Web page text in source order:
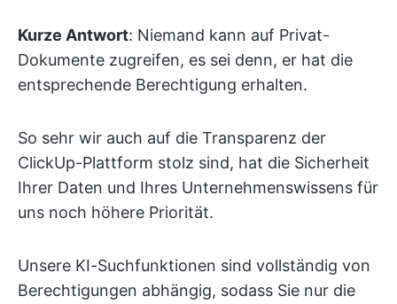
Kurze Antwort: Niemand kann auf Privat-
Dokumente zugreifen, es sei denn, er hat die
entsprechende Berechtigung erhalten.
So sehr wir auch auf die Transparenz der
ClickUp-Plattform stolz sind, hat die Sicherheit
Ihrer Daten und Ihres Unternehmenswissens für
uns noch höhere Priorität.
Unsere KI-Suchfunktionen sind vollständig von
Berechtigungen abhängig, sodass Sie nur die